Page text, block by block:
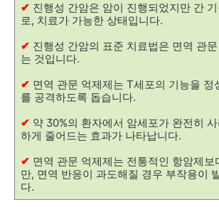
✔ 진행성 간암은 암이 진행되었지만 간
로, 치료가 가능한 상태입니다.
✔ 진행성 간암의 표준 치료법은 면역 관
는 것입니다.
✔ 면역 관문 억제제는 T세포의 기능을 정
를 공격하도록 돕습니다.
✔ 약 30%의 환자에서 암세포가 완전히
하게 줄어드는 효과가 나타납니다.
✔ 면역 관문 억제제는 전통적인 항암제보
만, 면역 반응이 과도해질 경우 부작용이
다.